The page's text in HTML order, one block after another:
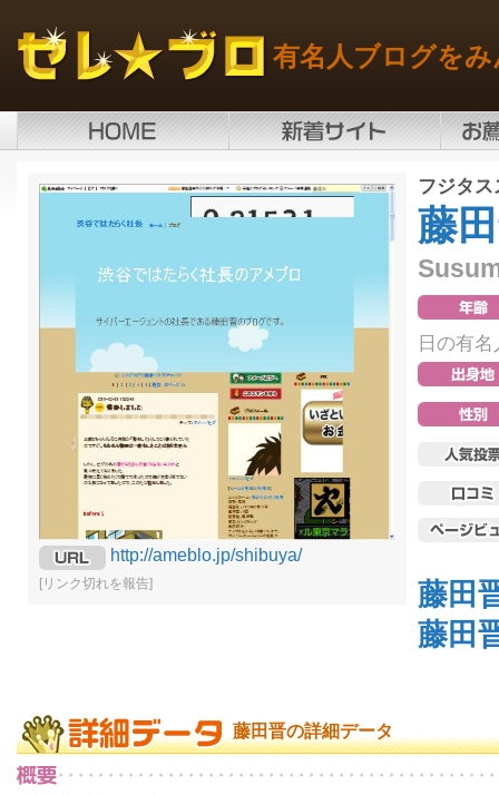
有名人ブログを
http://ameblo.jp/shibuya/
[リンク切れを報告]
フジタス
藤
日の有名
藤田
藤田
藤田晋の詳細データ